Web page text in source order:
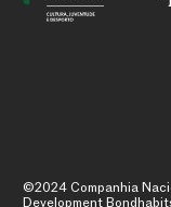
©2024 Companhia
Development